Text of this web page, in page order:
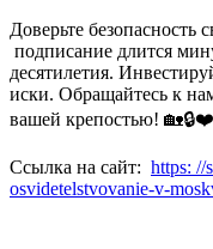
Доверьте безопасность
подписание длится
десятилетия.
иски. Обращайтесь к
вашей крепостью! 🏡🔒❤️
Ссылка на сайт: https: //
osvidetelstvovanie-v-